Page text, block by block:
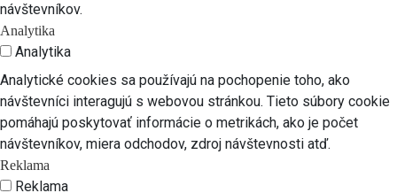
návštevníkov.
Analytika
Analytika
Analytické cookies sa používajú na pochopenie toho, ako
návštevníci interagujú s webovou stránkou. Tieto súbory cookie
pomáhajú poskytovať informácie o metrikách, ako je počet
návštevníkov, miera odchodov, zdroj návštevnosti atď.
Reklama
Reklama